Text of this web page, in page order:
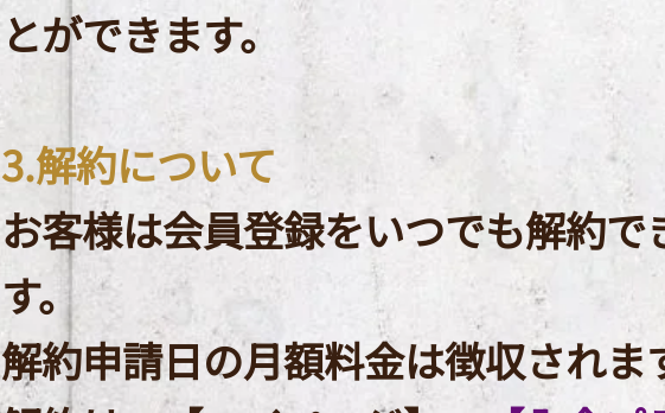
とができます。
3.解約について
お客様は会員登録をいつでも解約で
す。
解約申請日の月額料金は徴収されま